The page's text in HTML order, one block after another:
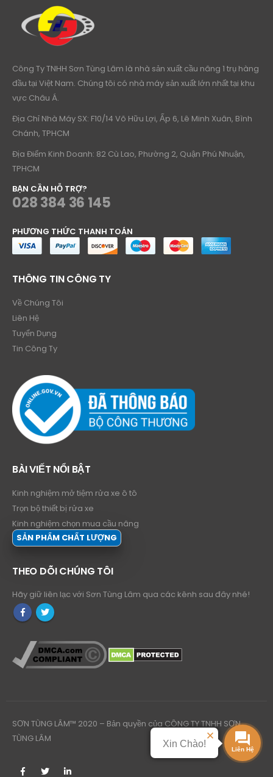
Công Ty TNHH Sơn Tùng Lâm là nhà sản xuất cầu nâng 1 trụ hàng
đầu tại Việt Nam. Chúng tôi có nhà máy sản xuất lớn nhất tại khu
vực Châu Á.
Địa Chỉ Nhà Máy SX: F10/14 Võ Hữu Lợi, Ấp 6, Lê Minh Xuân, Bình
Chánh, TPHCM
Địa Điểm Kinh Doanh: 82 Cù Lao, Phường 2, Quận Phú Nhuận,
TPHCM
BẠN CẦN HỖ TRỢ?
028 384 36 145
PHƯƠNG THỨC THANH TOÁN
THÔNG TIN CÔNG TY
Về Chúng Tôi
Liên Hệ
Tuyển Dụng
Tin Công Ty
BÀI VIẾT NỔI BẬT
Kinh nghiệm mở tiệm rửa xe ô tô
Trọn bộ thiết bị rửa xe
Kinh nghiệm chọn mua cầu nâng
SẢN PHẨM CHẤT LƯỢNG
THEO DÕI CHÚNG TÔI
Hãy giữ liên lạc với Sơn Tùng Lâm qua các kênh sau đây nhé!
SƠN TÙNG LÂM™ 2020 – Bản quyền của CÔNG TY TNHH SƠN
TÙNG LÂM
Xin Chào!